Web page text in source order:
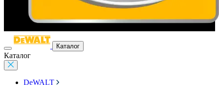
Каталог
Каталог
DeWALT